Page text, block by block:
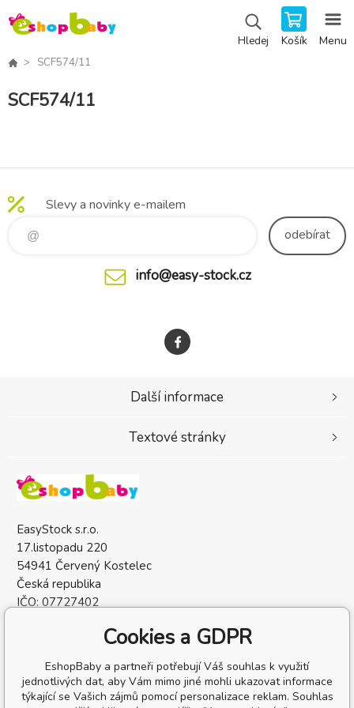
Hledej Košík Menu
SCF574/11
SCF574/11
Slevy a novinky e-mailem
odebírat
info@easy-stock.cz
EasyStock s.r.o.
17.listopadu 220
54941 Červený Kostelec
Česká republika
IČO: 07727402
Další informace
Textové stránky
Cookies a GDPR
EshopBaby a partneři potřebují Váš souhlas k využití
jednotlivých dat, aby Vám mimo jiné mohli ukazovat informace
týkající se Vašich zájmů pomocí personalizace reklam. Souhlas